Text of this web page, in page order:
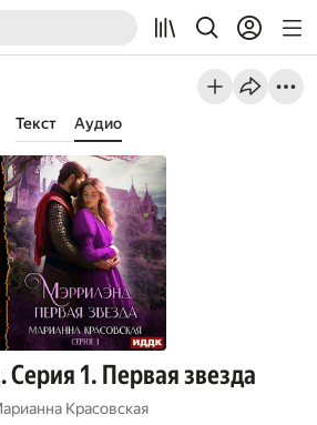
Текст Аудио
1. Первая звезда
Красовская